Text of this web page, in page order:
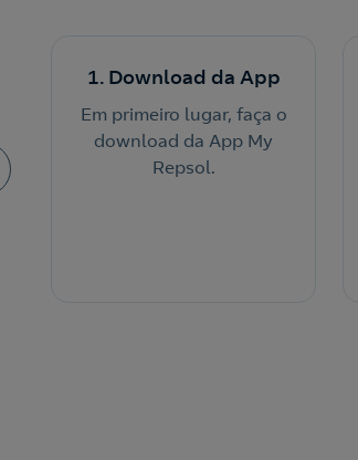
1. Download da App
Em primeiro lugar, faça o
download da App My
Repsol.